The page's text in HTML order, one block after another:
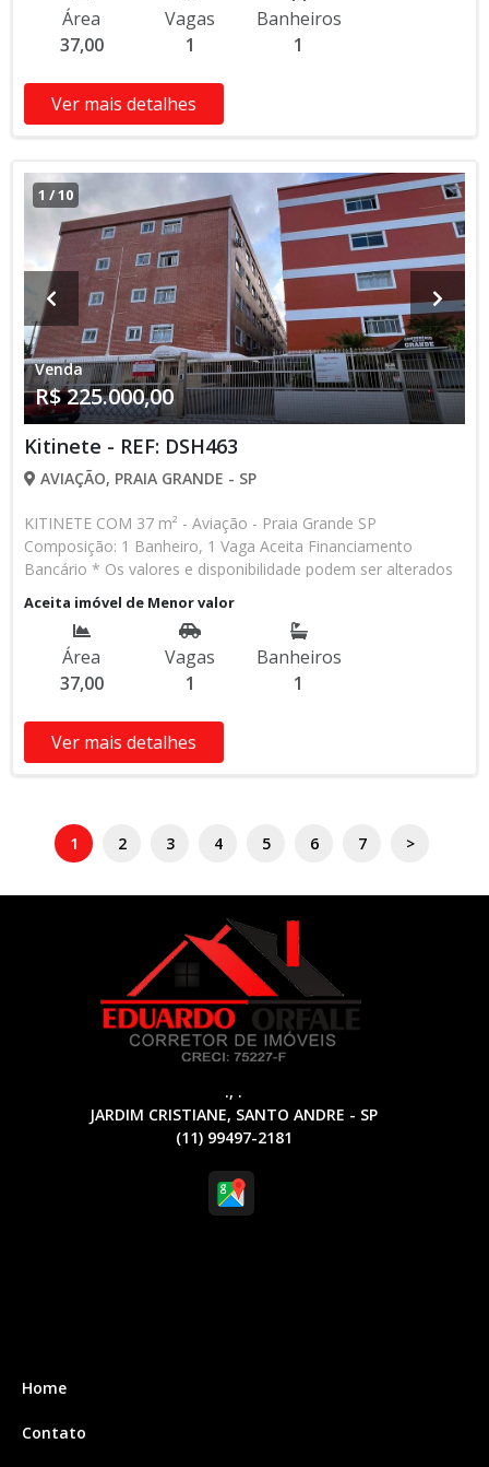
Área
37,00
Vagas
1
Banheiros
1
Ver mais detalhes
1 /10
Venda
R$ 225.000,00
Kitinete - REF: DSH463
AVIAÇÃO, PRAIA GRANDE - SP
KITINETE COM 37 m² - Aviação - Praia Grande SP
Composição: 1 Banheiro, 1 Vaga Aceita Financiamento
Bancário * Os valores e disponibilidade podem ser alterados
sem prévio aviso. Favor verificar entrando em contato com
nossa equipe
Aceita imóvel de Menor valor
Área
37,00
Vagas
1
Banheiros
1
Ver mais detalhes
1 2 3 4 5 6 7 >
., .
JARDIM CRISTIANE, SANTO ANDRE - SP
(11) 99497-2181
Home
Contato